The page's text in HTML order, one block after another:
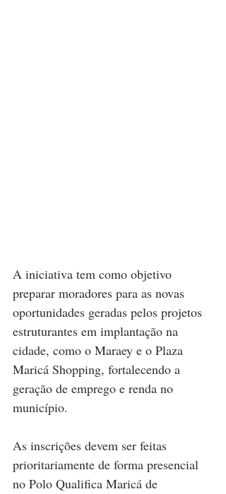
A iniciativa tem como objetivo
preparar moradores para as novas
oportunidades geradas pelos projetos
estruturantes em implantação na
cidade, como o Maraey e o Plaza
Maricá Shopping, fortalecendo a
geração de emprego e renda no
município.
As inscrições devem ser feitas
prioritariamente de forma presencial
no Polo Qualifica Maricá de